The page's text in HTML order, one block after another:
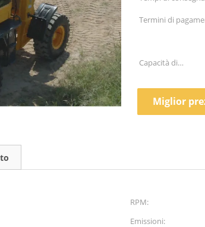
Termini di
Capacità di
Miglior
RPM:
Emissioni: